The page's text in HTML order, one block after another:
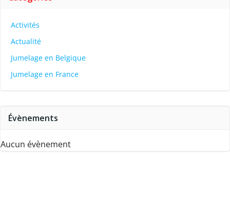
Activités
Actualité
Jumelage en Belgique
Jumelage en France
Évènements
Aucun évènement